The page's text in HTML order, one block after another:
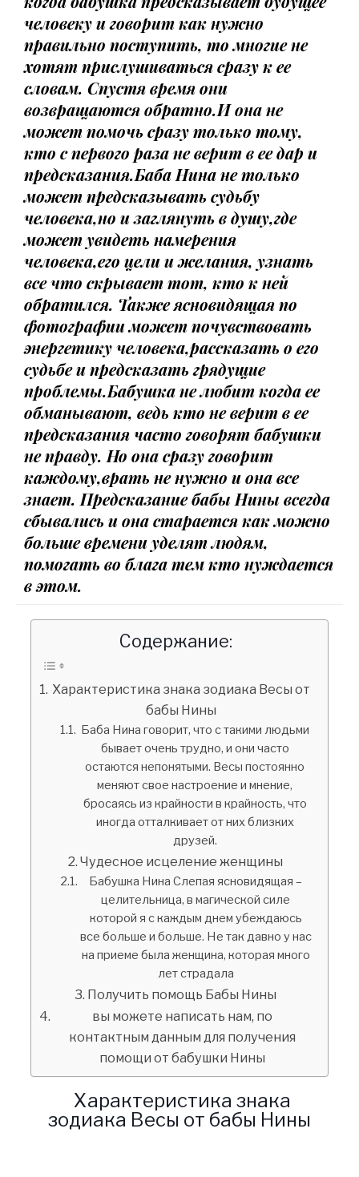
человеку и говорит как нужно
правильно поступить, то многие не
хотят прислушиваться сразу к ее
словам. Спустя время они
возвращаются обратно.И она не
может помочь сразу только тому,
кто с первого раза не верит в ее дар и
предсказания.Баба Нина не только
может предсказывать судьбу
человека,но и заглянуть в душу,где
может увидеть намерения
человека,его цели и желания, узнать
все что скрывает тот, кто к ней
обратился. Также ясновидящая по
фотографии может почувствовать
энергетику человека,рассказать о его
судьбе и предсказать грядущие
проблемы.Бабушка не любит когда ее
обманывают, ведь кто не верит в ее
предсказания часто говорят бабушки
не правду. Но она сразу говорит
каждому,врать не нужно и она все
знает. Предсказание бабы Нины всегда
сбывались и она старается как можно
больше времени уделят людям,
помогать во блага тем кто нуждается
в этом.
Содержание:
Характеристика знака зодиака Весы от
бабы Нины
Баба Нина говорит, что с такими людьми
бывает очень трудно, и они часто
остаются непонятыми. Весы постоянно
меняют свое настроение и мнение,
бросаясь из крайности в крайность, что
иногда отталкивает от них близких
друзей.
Чудесное исцеление женщины
Бабушка Нина Слепая ясновидящая –
целительница, в магической силе
которой я с каждым днем убеждаюсь
все больше и больше. Не так давно у нас
на приеме была женщина, которая много
лет страдала
Получить помощь Бабы Нины
вы можете написать нам, по
контактным данным для получения
помощи от бабушки Нины
Характеристика знака
зодиака Весы от бабы Нины